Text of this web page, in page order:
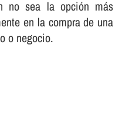
no sea la opción más
en la compra de una
o negocio.